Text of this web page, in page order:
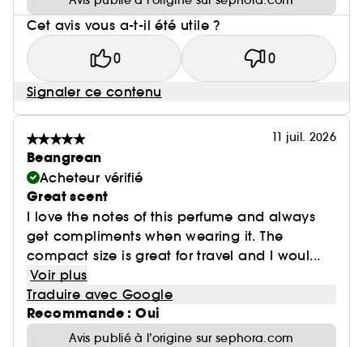
Cet avis vous a-t-il été utile ?
0 0
Signaler ce contenu
11 juil. 2026
Beangrean
Acheteur vérifié
Great scent
I love the notes of this perfume and always
get compliments when wearing it. The
compact size is great for travel and I woul...
Voir plus
Traduire avec Google
Recommande : Oui
Avis publié à l’origine sur sephora.com